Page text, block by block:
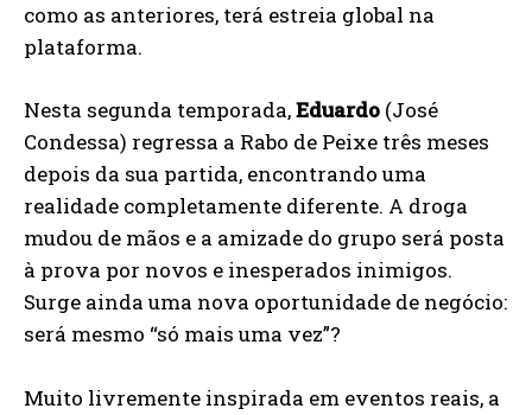
como as anteriores, terá estreia global na
plataforma.
Nesta segunda temporada,Eduardo (José
Condessa) regressa a Rabo de Peixe três meses
depois da sua partida, encontrando uma
realidade completamente diferente. A droga
mudou de mãos e a amizade do grupo será posta
à prova por novos e inesperados inimigos.
Surge ainda uma nova oportunidade de negócio:
será mesmo “só mais uma vez”?
Muito livremente inspirada em eventos reais, a